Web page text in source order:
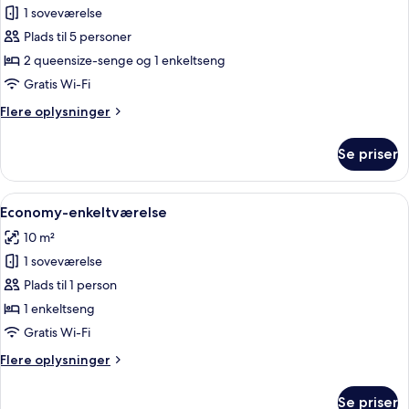
Familieværelse
1 soveværelse
Plads til 5 personer
2 queensize-senge og 1 enkeltseng
Gratis Wi-Fi
Flere oplysninger
Flere
Se priser
Indlæs
alle
billeder
af
Economy-
enkeltværelse
Et hotelværelse med en seng, et
4
Economy-enkeltværelse
10 m²
1 soveværelse
Plads til 1 person
1 enkeltseng
Gratis Wi-Fi
Flere oplysninger
Flere
Se priser